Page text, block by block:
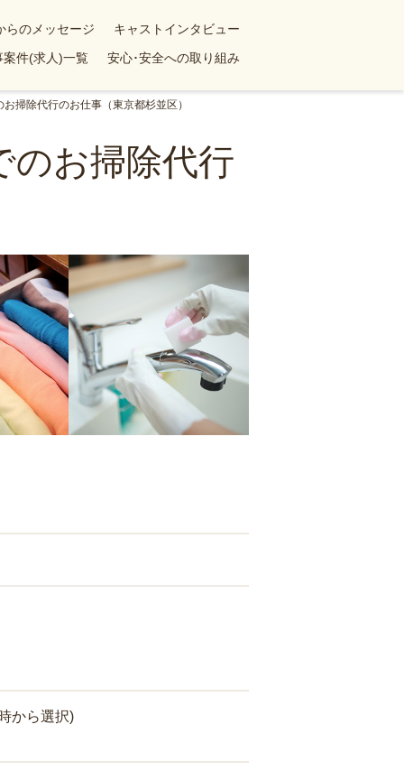
らのメッセージ
キャストインタビュー
案件(求人)一覧 安心･安全への取り組み
掃除代行のお仕事（東京都杉並区）
のお掃除代行
から選択)